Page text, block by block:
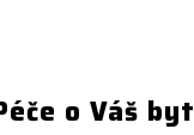
o Váš byt